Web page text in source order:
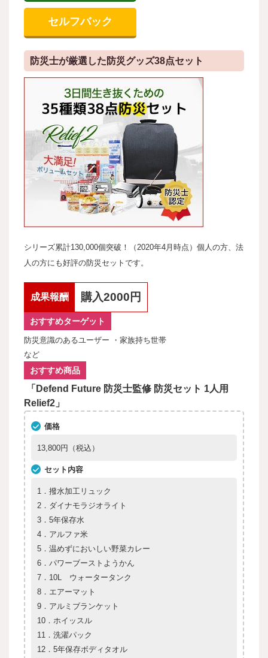
セルフバック
防災士が厳選した防災グッズ38点セット
シリーズ累計130,000個突破！（2020年4月時点）個人の方、法
人の方にも好評の防災セットです。
成果報酬 購入2000円
おすすめターゲット
防災意識のあるユーザー ・家族持ち世帯
など
おすすめ商品
「 Defend Future 防災士監修 防災セット 1人用
Relief2」
価格
13,800円（税込）
セット内容
1．撥水加工リュック
2．ダイナモラジオライト
3．5年保存水
4．アルファ米
5．温めずにおいしい野菜カレー
6．パワーブーストようかん
7．10L ウォータータンク
8．エアーマット
9．アルミブランケット
10．ホイッスル
11．洗濯パック
12．5年保存ボディタオル